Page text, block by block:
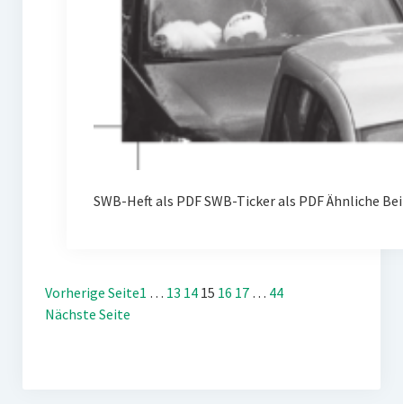
SWB-Heft als PDF SWB-Ticker als PDF Ähnliche
Vorherige Seite1 … 13 14 15 16 17 … 44
Nächste Seite